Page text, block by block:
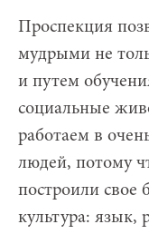
Проспекция
мудрыми не
и путем
социальные
работаем в
людей, потому
построили свое
культура: язык,